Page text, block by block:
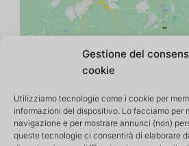
Gestione del
cookie
Utilizziamo tecnologie come i cookie per
informazioni del dispositivo. Lo facciamo per
navigazione e per mostrare annunci (non)
queste tecnologie ci consentirà di elaborare